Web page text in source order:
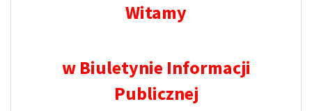
Witamy
w Biuletynie Informacji
Publicznej